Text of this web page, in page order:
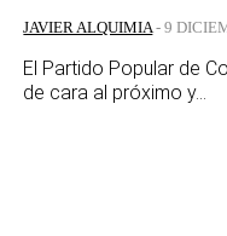
JAVIER ALQUIMIA - 9
El Partido Popular de
de cara al próximo y...